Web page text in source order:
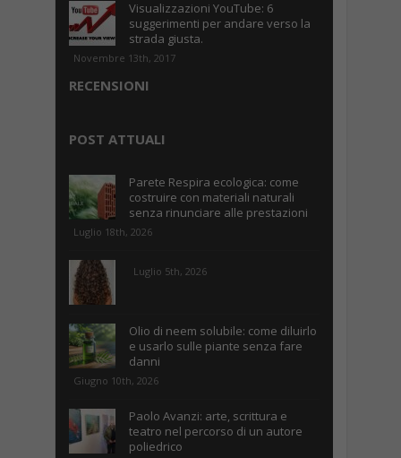
Visualizzazioni YouTube: 6
suggerimenti per andare verso la
strada giusta.
Novembre 13th, 2017
RECENSIONI
POST ATTUALI
Parete Respira ecologica: come
costruire con materiali naturali
senza rinunciare alle prestazioni
Luglio 18th, 2026
Luglio 5th, 2026
Olio di neem solubile: come diluirlo
e usarlo sulle piante senza fare
danni
Giugno 10th, 2026
Paolo Avanzi: arte, scrittura e
teatro nel percorso di un autore
poliedrico